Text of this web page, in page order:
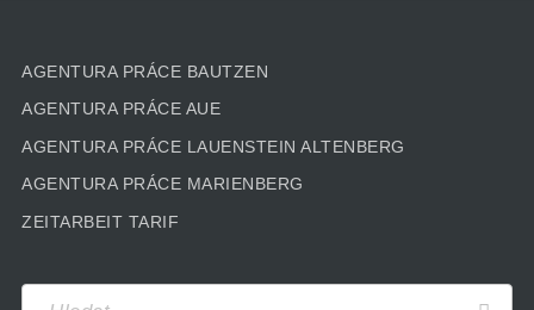
AGENTURA PRÁCE BAUTZEN
AGENTURA PRÁCE AUE
AGENTURA PRÁCE LAUENSTEIN ALTENBERG
AGENTURA PRÁCE MARIENBERG
ZEITARBEIT TARIF